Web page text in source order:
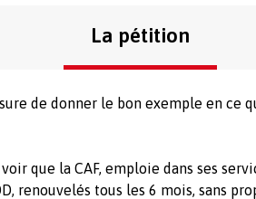
La pétition
de donner le bon exemple en ce
que la CAF, emploie dans ses
renouvelés tous les 6 mois, sans